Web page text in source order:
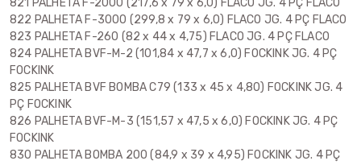
821 PALHETA F-2000 (217,6 x 79 x 6,0) FLACO JG. 4 PÇ FLACO
822 PALHETA F-3000 (299,8 x 79 x 6,0) FLACO JG. 4 PÇ FLACO
823 PALHETA F-260 (82 x 44 x 4,75) FLACO JG. 4 PÇ FLACO
824 PALHETA BVF-M-2 (101,84 x 47,7 x 6,0) FOCKINK JG. 4 PÇ
FOCKINK
825 PALHETA BVF BOMBA C79 (133 x 45 x 4,80) FOCKINK JG. 4
PÇ FOCKINK
826 PALHETA BVF-M-3 (151,57 x 47,5 x 6,0) FOCKINK JG. 4 PÇ
FOCKINK
830 PALHETA BOMBA 200 (84,9 x 39 x 4,95) FOCKINK JG. 4 PÇ